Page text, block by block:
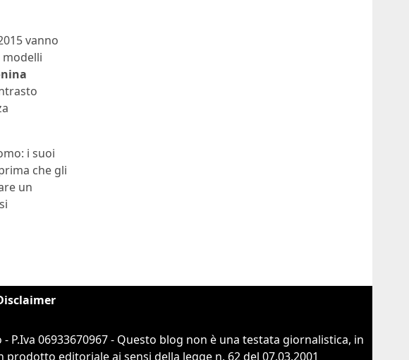
vanno
modelli
i suoi
che gli
un
06933670967 - Questo blog non è una testata giornalistica, in
editoriale ai sensi della legge n. 62 del 07.03.2001